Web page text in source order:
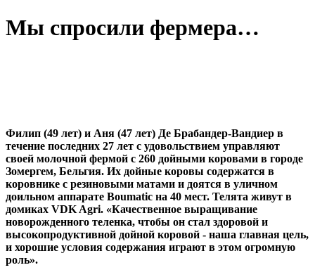
Мы спросили фермера…
Филип (49 лет) и Аня (47 лет) Де Брабандер-Вандиер в
течение последних 27 лет с удовольствием управляют
своей молочной фермой с 260 дойными коровами в городе
Зомергем, Бельгия. Их дойные коровы содержатся в
коровнике с резиновыми матами и доятся в уличном
доильном аппарате Boumatic на 40 мест. Телята живут в
домиках VDK Agri. «Качественное выращивание
новорожденного теленка, чтобы он стал здоровой и
высокопродуктивной дойной коровой - наша главная цель,
и хорошие условия содержания играют в этом огромную
роль».